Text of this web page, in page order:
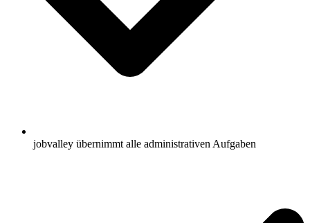
jobvalley übernimmt alle administrativen Aufgaben